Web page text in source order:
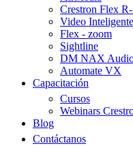
Crestron Flex
Video Inteligente
Flex - zoom
Sightline
DM NAX
Automate VX
Capacitación
Cursos
Webinars
Blog
Contáctanos